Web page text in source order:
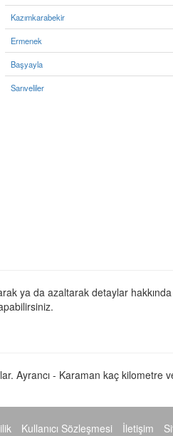
Kazımkarabekir
Ermenek
Başyayla
Sarıveliler
ya da azaltarak detaylar
Ayrancı - Karaman kaç kilometre
Kullanıcı Sözleşmesi İletişim